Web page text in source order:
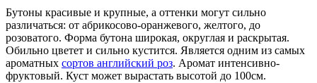
Бутоны красивые и крупные, а оттенки могут сильно
различаться: от абрикосово-оранжевого, желтого, до
розоватого. Форма бутона широкая, округлая и раскрытая.
Обильно цветет и сильно кустится. Является одним из самых
ароматных сортов английский роз. Аромат интенсивно-
фруктовый. Куст может вырастать высотой до 100см.